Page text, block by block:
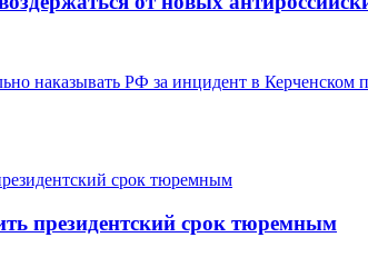
наказывать РФ за инцидент в Керченском
президентский срок тюремным